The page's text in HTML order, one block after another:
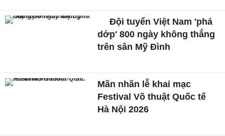
Đội tuyển Việt Nam 'phá
dớp' 800 ngày không thắng
trên sân Mỹ Đình
Mãn nhãn lễ khai mạc
Festival Võ thuật Quốc tế
Hà Nội 2026